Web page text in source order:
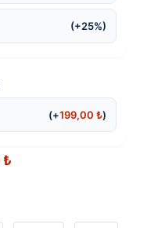
(+25%)
(+199,00₺)
₺